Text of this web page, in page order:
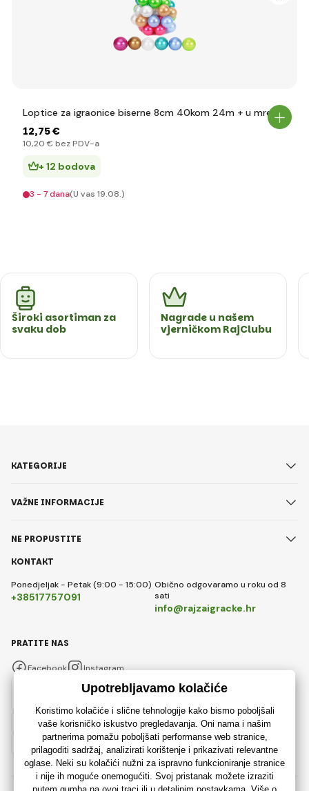
Loptice za igraonice biserne 8cm 40kom 24m + u mreži
12,75 €
10,20 € bez PDV-a
+ 12 bodova
3 - 7 dana(U vas 19.08.)
Široki asortiman za
svaku dob
Nagrade u našem
vjerničkom RajClubu
KONTAKT
Ponedjeljak - Petak (9:00 - 15:00)
+38517757091
Obično odgovaramo u roku od 8
sati
info@rajzaigracke.hr
KATEGORIJE
VAŽNE INFORMACIJE
NE PROPUSTITE
PRATITE NAS
Facebook Instagram